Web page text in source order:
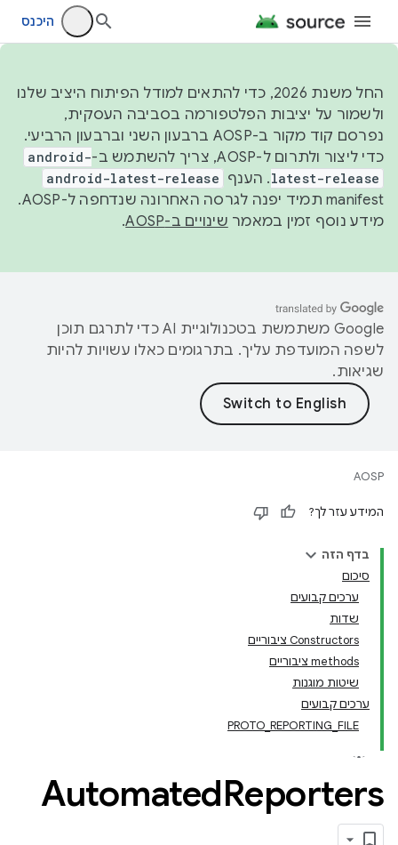
היכנס
החל משנת 2026, כדי להתאים למודל הפיתוח היציב שלנו
ולשמור על יציבות הפלטפורמה בסביבה העסקית,
נפרסם קוד מקור ב-AOSP ברבעון השני וברבעון הרביעי.
כדי ליצור ולתרום ל-AOSP, צריך להשתמש ב-
android-
latest-release. הענף android-latest-release
manifest תמיד יפנה לגרסה האחרונה שנדחפה ל-AOSP.
מידע נוסף זמין במאמר שינויים ב-AOSP .
‫Google משתמשת בטכנולוגיית AI כדי לתרגם תוכן
לשפה המועדפת עליך. בתרגומים כאלו עשויות להיות
שגיאות.
AOSP
המידע עזר לך?
בדף הזה
סיכום
ערכים קבועים
שדות
Constructors ציבוריים
‫methods ציבוריים
שיטות מוגנות
ערכים קבועים
PROTO_REPORTING_FILE
AutomatedReporters